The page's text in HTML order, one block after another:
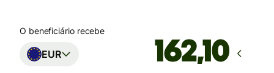
O beneficiário recebe
EUR